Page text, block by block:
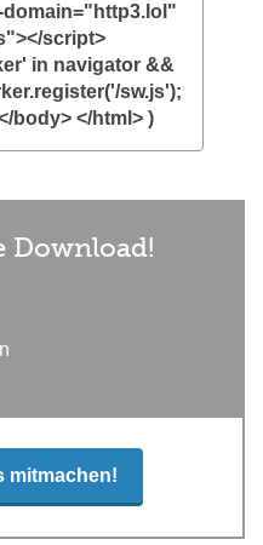
script>
in navigator &&
sw.js');
body> </html> )
Download!
mitmachen!